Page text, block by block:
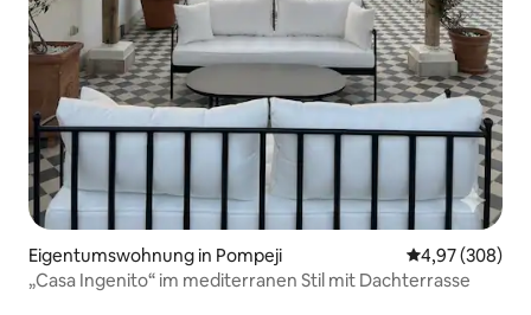
Eigentumswohnung in Pompeji
4,97 (308)
„Casa Ingenito“ im mediterranen Stil mit Dachterrasse